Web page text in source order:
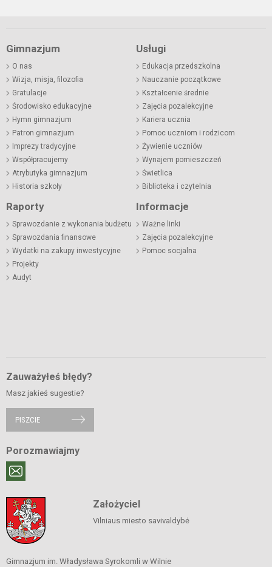
Gimnazjum
O nas
Wizja, misja, filozofia
Gratulacje
Środowisko edukacyjne
Hymn gimnazjum
Patron gimnazjum
Imprezy tradycyjne
Współpracujemy
Atrybutyka gimnazjum
Historia szkoły
Usługi
Edukacja przedszkolna
Nauczanie początkowe
Kształcenie średnie
Zajęcia pozalekcyjne
Kariera ucznia
Pomoc uczniom i rodzicom
Żywienie uczniów
Wynajem pomieszczeń
Świetlica
Biblioteka i czytelnia
Raporty
Sprawozdanie z wykonania budżetu
Sprawozdania finansowe
Wydatki na zakupy inwestycyjne
Projekty
Audyt
Informacje
Ważne linki
Zajęcia pozalekcyjne
Pomoc socjalna
Zauważyłeś błędy?
Masz jakieś sugestie?
PISZCIE
Porozmawiajmy
Założyciel
Vilniaus miesto savivaldybė
Gimnazjum im. Władysława Syrokomli w Wilnie